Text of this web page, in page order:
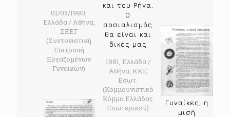
01/05/1980,
Ελλάδα / Αθήνα,
ΣΕΕΓ
(Συντονιστική
Επιτροπή
Εργαζομένων
Γυναικών)
και του Ρήγα.
Ο
σοσιαλισμός
θα είναι και
δικός μας
1981, Ελλάδα /
Αθήνα, ΚΚΕ
Εσωτ.
(Κομμουνιστικό
Κόμμα Ελλάδας
Εσωτερικού)
Γυναίκες, η
μισή